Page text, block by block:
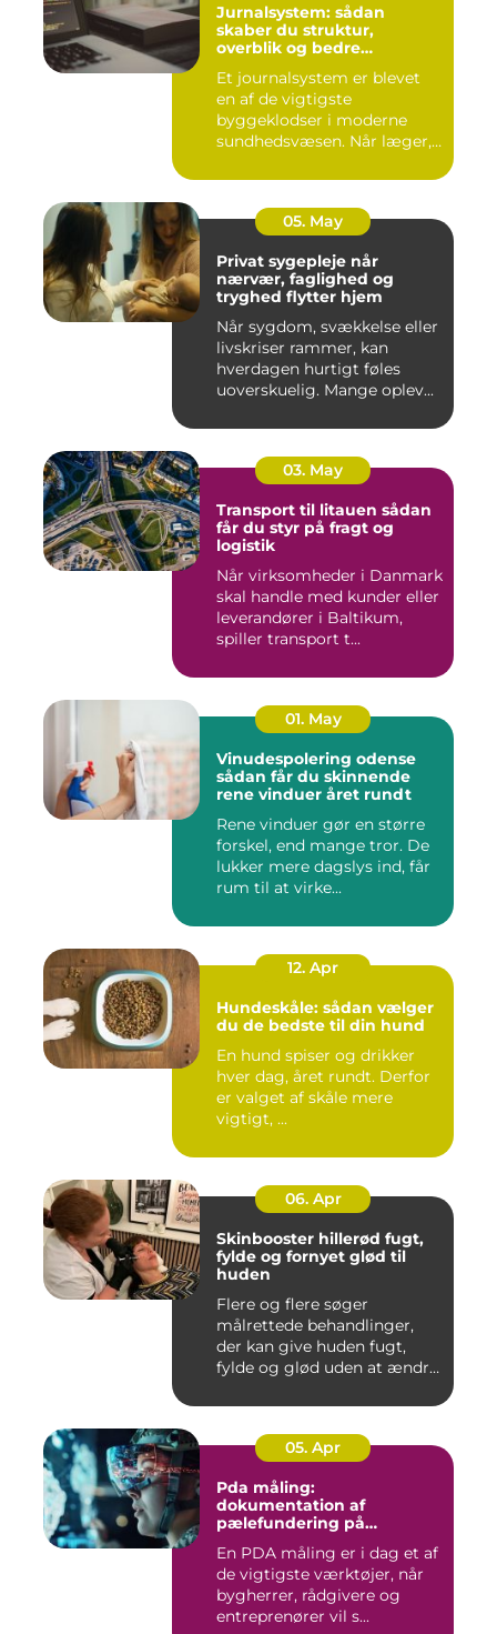
Jurnalsystem: sådan
skaber du struktur,
overblik og bedre
Et journalsystem er blevet
en af de vigtigste
byggeklodser i moderne
sundhedsvæsen. Når læger,
05. May
Privat sygepleje når
nærvær, faglighed og
tryghed flytter hjem
Når sygdom, svækkelse eller
livskriser rammer, kan
hverdagen hurtigt føles
uoverskuelig. Mange oplev...
03. May
Transport til litauen sådan
får du styr på fragt og
logistik
Når virksomheder i Danmark
skal handle med kunder eller
leverandører i Baltikum,
spiller transport t...
01. May
Vinudespolering odense
sådan får du skinnende
rene vinduer året rundt
Rene vinduer gør en større
forskel, end mange tror. De
lukker mere dagslys ind, får
rum til at virke...
12. Apr
Hundeskåle: sådan vælger
du de bedste til din hund
En hund spiser og drikker
hver dag, året rundt. Derfor
er valget af skåle mere
vigtigt, ...
06. Apr
Skinbooster hillerød fugt,
fylde og fornyet glød til
huden
Flere og flere søger
målrettede behandlinger,
der kan give huden fugt,
fylde og glød uden at ændre
05. Apr
Pda måling:
dokumentation af
pælefundering på
En PDA måling er i dag et af
de vigtigste værktøjer, når
bygherrer, rådgivere og
entreprenører vil s...